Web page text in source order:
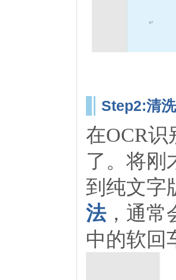
Step2:清
在OCR
了。将刚
到纯文字
法，通常
中的软回